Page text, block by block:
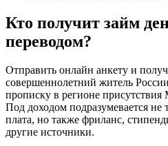
Кто получит займ
переводом?
Отправить онлайн анкету и
совершеннолетний житель
прописку в регионе
Под доходом подразумевается не
плата, но также фриланс,
другие источники.